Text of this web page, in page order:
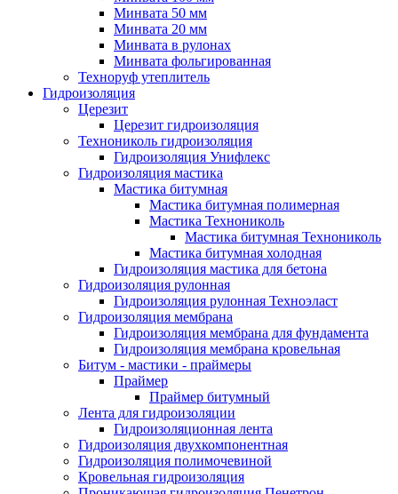
Минвата 50 мм
Минвата 20 мм
Минвата в рулонах
Минвата фольгированная
Техноруф утеплитель
Гидроизоляция
Церезит
Церезит гидроизоляция
Технониколь гидроизоляция
Гидроизоляция Унифлекс
Гидроизоляция мастика
Мастика битумная
Мастика битумная полимерная
Мастика Технониколь
Мастика битумная Технониколь
Мастика битумная холодная
Гидроизоляция мастика для бетона
Гидроизоляция рулонная
Гидроизоляция рулонная Техноэласт
Гидроизоляция мембрана
Гидроизоляция мембрана для фундамента
Гидроизоляция мембрана кровельная
Битум - мастики - праймеры
Праймер
Праймер битумный
Лента для гидроизоляции
Гидроизоляционная лента
Гидроизоляция двухкомпонентная
Гидроизоляция полимочевиной
Кровельная гидроизоляция